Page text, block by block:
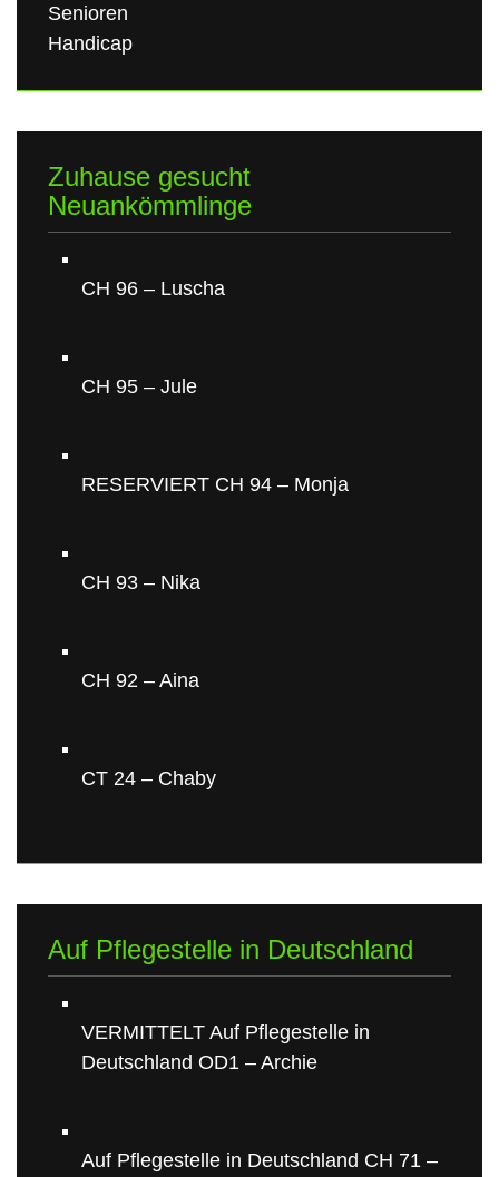
Senioren
Handicap
Zuhause gesucht
Neuankömmlinge
CH 96 – Luscha
CH 95 – Jule
RESERVIERT CH 94 – Monja
CH 93 – Nika
CH 92 – Aina
CT 24 – Chaby
Auf Pflegestelle in Deutschland
VERMITTELT Auf Pflegestelle in
Deutschland OD1 – Archie
Auf Pflegestelle in Deutschland CH 71 –